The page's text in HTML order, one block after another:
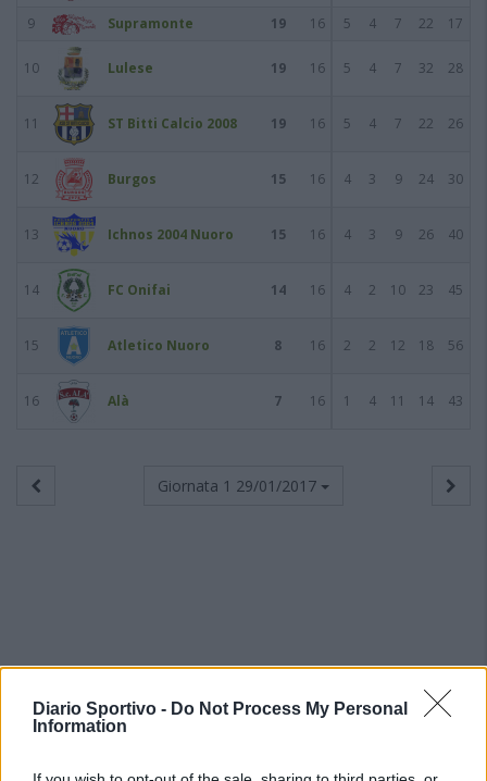
Diario Sportivo - Do Not Process My Personal
Information
9 Supramonte 19 16 5 4 7 22 17
10 Lulese 19 16 5 4 7 32 28
11 ST Bitti Calcio 2008 19 16 5 4 7 22 26
12 Burgos 15 16 4 3 9 24 30
13 Ichnos 2004 Nuoro 15 16 4 3 9 26 40
14 FC Onifai 14 16 4 2 10 23 45
15 Atletico Nuoro 8 16 2 2 12 18 56
16 Alà 7 16 1 4 11 14 43
Giornata 1 29/01/2017